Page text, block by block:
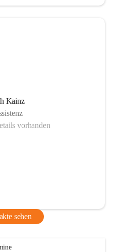
Kainz
vorhanden
sehen